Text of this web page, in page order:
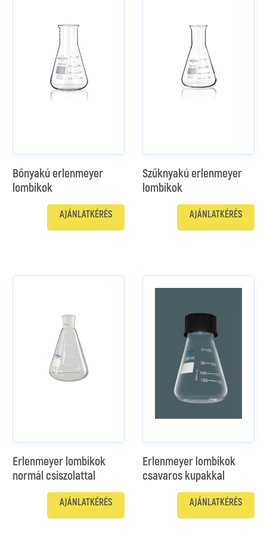
Bőnyakú erlenmeyer
lombikok
AJÁNLATKÉRÉS
Szűknyakú erlenmeyer
lombikok
AJÁNLATKÉRÉS
Erlenmeyer lombikok
normál csiszolattal
AJÁNLATKÉRÉS
Erlenmeyer lombikok
csavaros kupakkal
AJÁNLATKÉRÉS